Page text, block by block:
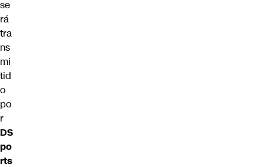
se
rá
tra
ns
mi
tid
o
po
r
DS
po
rts